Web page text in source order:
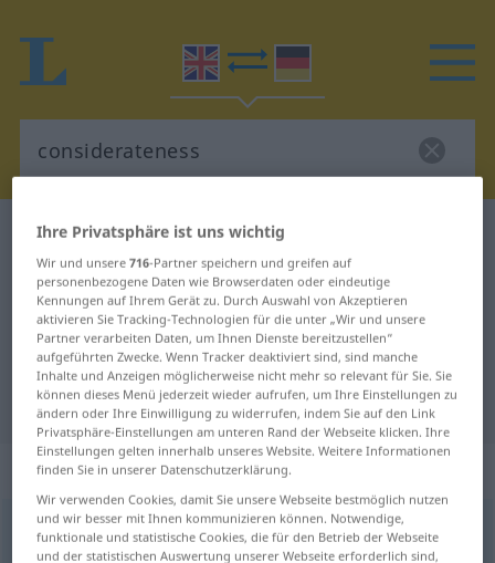
Englisch-Deutsch Wörterbuch
Englisch-Deutsch Übersetzung für
"considerateness"
"considerateness" Deutsch
Übersetzung
„considerateness“: noun
consideratenesss
Ihre Privatsphäre ist uns wichtig
Wir und unsere716-Partner speichern und greifen auf
personenbezogene Daten wie Browserdaten oder eindeutige
Kennungen auf Ihrem Gerät zu. Durch Auswahl von Akzeptieren
aktivieren Sie Tracking-Technologien für die unter „Wir und unsere
Partner verarbeiten Daten, um Ihnen Dienste bereitzustellen“
aufgeführten Zwecke. Wenn Tracker deaktiviert sind, sind manche
Inhalte und Anzeigen möglicherweise nicht mehr so relevant für Sie. Sie
können dieses Menü jederzeit wieder aufrufen, um Ihre Einstellungen zu
ändern oder Ihre Einwilligung zu widerrufen, indem Sie auf den Link
Privatsphäre-Einstellungen am unteren Rand der Webseite klicken. Ihre
Einstellungen gelten innerhalb unseres Website. Weitere Informationen
finden Sie in unserer Datenschutzerklärung.
Wir verwenden Cookies, damit Sie unsere Webseite bestmöglich nutzen
und wir besser mit Ihnen kommunizieren können. Notwendige,
funktionale und statistische Cookies, die für den Betrieb der Webseite
und der statistischen Auswertung unserer Webseite erforderlich sind,